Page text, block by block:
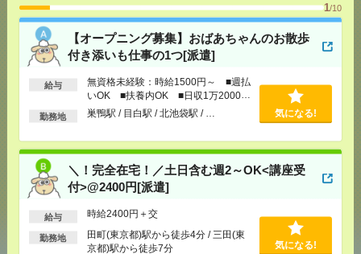
1/10
【オープニング募集】おばあちゃんのお散歩
付き添いも仕事の1つ[派遣]
給与
無資格未経験：時給1500円～ ■週払
いOK ■扶養内OK ■日収1万2000円
以上
勤務地 巣鴨駅 / 目白駅 / 北池袋駅 / … 気になる!
＼！完全在宅！／土日含む週2～OK<講座受
付>@2400円[派遣]
給与 時給2400円＋交
勤務地
田町(東京都)駅から徒歩4分 / 三田(東
京都)駅から徒歩7分
気になる!
応募ページへ
気になる！ 電話応募
メールで送る LINEで送る
シェア ブックマーク